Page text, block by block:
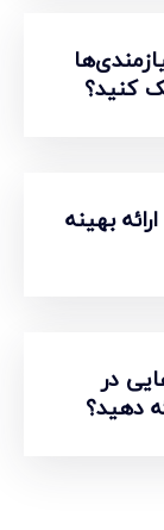
کنید؟
بهینه
در
دهید؟